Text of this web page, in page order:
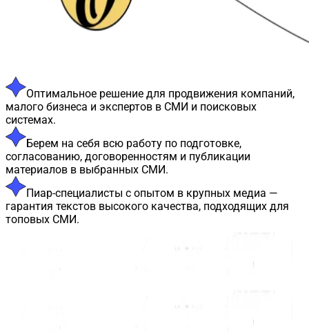
Оптимальное решение для продвижения компаний,
малого бизнеса и экспертов в СМИ и поисковых
системах.
Берем на себя всю работу по подготовке,
согласованию, договоренностям и публикации
материалов в выбранных СМИ.
Пиар-специалисты с опытом в крупных медиа —
гарантия текстов высокого качества, подходящих для
топовых СМИ.